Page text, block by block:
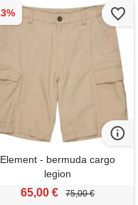
Element - bermuda cargo
legion
65,00 € 75,00 €